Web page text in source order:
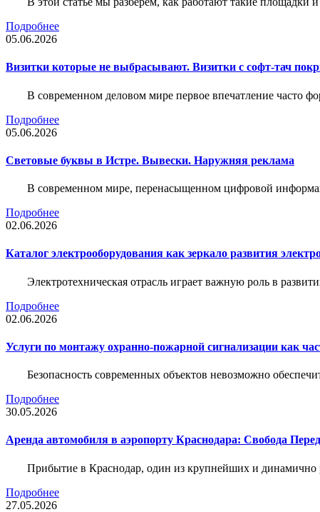
Подробнее
05.06.2026
Визитки которые не выбрасывают. Визитки с софт-тач
В современном деловом мире первое впечатление часто
Подробнее
05.06.2026
Световые буквы в Истре. Вывески. Наружняя реклама
В современном мире, перенасыщенном цифровой
Подробнее
02.06.2026
Каталог электрооборудования как зеркало развития
Электротехническая отрасль играет важную роль в
Подробнее
02.06.2026
Услуги по монтажу охранно-пожарной сигнализации как
Безопасность современных объектов невозможно
Подробнее
30.05.2026
Аренда автомобиля в аэропорту Краснодара: Свобода
Прибытие в Краснодар, один из крупнейших и динамично
Подробнее
27.05.2026